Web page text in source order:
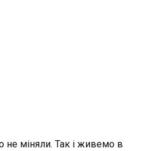
не міняли. Так і живемо в